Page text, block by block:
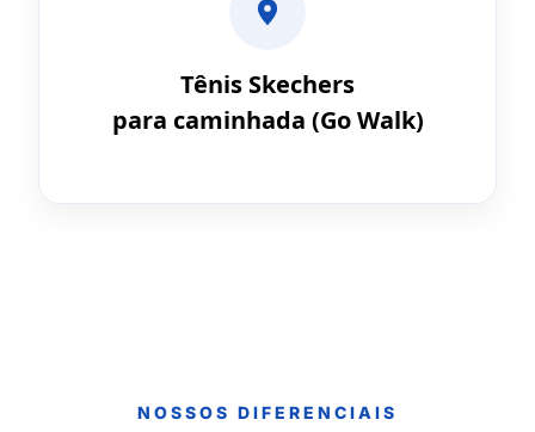
Tênis Skechers
para caminhada (Go Walk)
NOSSOS DIFERENCIAIS